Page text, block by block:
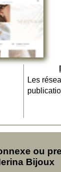
Les
ou
Bijoux